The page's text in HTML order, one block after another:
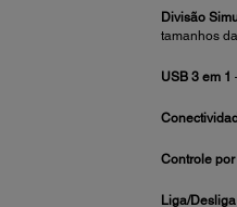
Divisão
tamanhos
USB 3 em 1
Controle
Liga/